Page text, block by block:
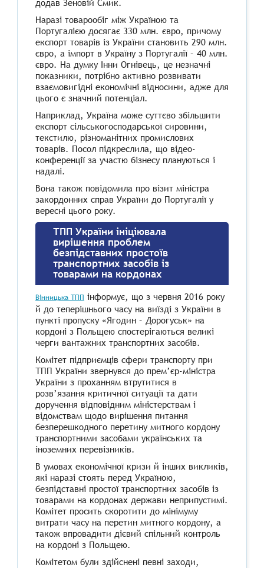
додав Зеновій Смик.
Наразі товарообіг між Україною та
Португалією досягає 330 млн. євро, причому
експорт товарів із України становить 290 млн.
євро, а імпорт в Україну з Португалії – 40 млн.
євро. На думку Інни Огнівець, це незначні
показники, потрібно активно розвивати
взаємовигідні економічні відносини, адже для
цього є значний потенціал.
Наприклад, Україна може суттєво збільшити
експорт сільськогосподарської сировини,
текстилю, різноманітних промислових
товарів. Посол підкреслила, що відео-
конференції за участю бізнесу плануються і
надалі.
Вона також повідомила про візит міністра
закордонних справ України до Португалії у
вересні цього року.
ТПП України ініціювала
вирішення проблем
безпідставних простоїв
транспортних засобів із
товарами на кордонах
Вінницька ТПП інформує, що з червня 2016 року
й до теперішнього часу на виїзді з України в
пункті пропуску «Ягодин – Дорогуськ» на
кордоні з Польщею спостерігаються великі
черги вантажних транспортних засобів.
Комітет підприємців сфери транспорту при
ТПП України звернувся до прем’єр-міністра
України з проханням втрутитися в
розв’язання критичної ситуації та дати
доручення відповідним міністерствам і
відомствам щодо вирішення питання
безперешкодного перетину митного кордону
транспортними засобами українських та
іноземних перевізників.
В умовах економічної кризи й інших викликів,
які наразі стоять перед Україною,
безпідставні простої транспортних засобів із
товарами на кордонах держави неприпустимі.
Комітет просить скоротити до мінімуму
витрати часу на перетин митного кордону, а
також впровадити дієвий спільний контроль
на кордоні з Польщею.
Комітетом були здійснені певні заходи,